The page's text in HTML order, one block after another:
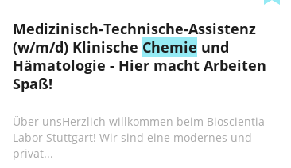
Medizinisch-Technische-Assistenz
(w/m/d) Klinische Chemie und
Hämatologie - Hier macht Arbeiten
Spaß!
Über unsHerzlich willkommen beim Bioscientia
Labor Stuttgart! Wir sind eine modernes und
privat...